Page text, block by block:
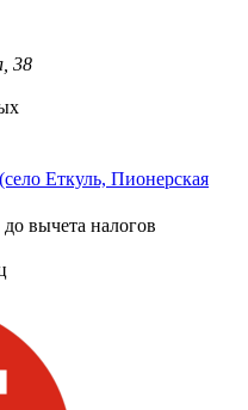
38
Еткуль, Пионерская
до вычета налогов